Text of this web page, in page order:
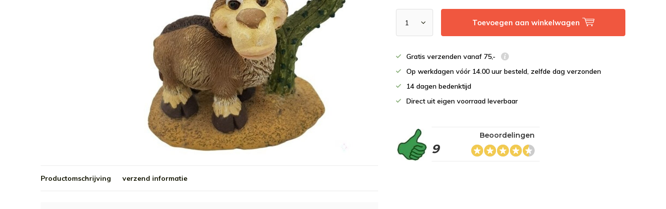
Toevoegen aan winkelwagen
Gratis verzenden vanaf 75,-
Op werkdagen vóór 14.00 uur besteld, zelfde dag verzonden
14 dagen bedenktijd
Direct uit eigen voorraad leverbaar
9
Beoordelingen
Productomschrijving verzend informatie